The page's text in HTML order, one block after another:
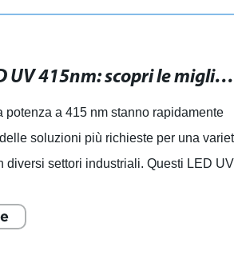
Potente LED UV 415nm: scopri le migliori soluzioni
potenza a 415 nm stanno rapidamente
soluzioni più richieste per una
diversi settori industriali. Questi LED UV